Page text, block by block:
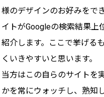
様のデザインのお好みをで
イトがGoogleの検索結果上
紹介します。
ここで挙げる
くいきやすいと思います。
当方はこの自らのサイトを
かを常にウォッチし、熟知